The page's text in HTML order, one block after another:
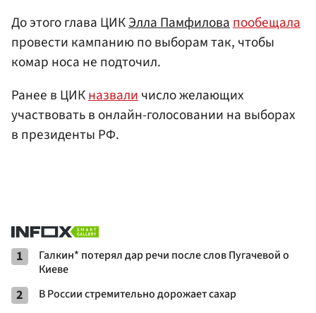
До этого глава ЦИКЭлла Памфиловапообещала
провести кампанию по выборам так, чтобы
комар носа не подточил.
Ранее в ЦИКназваличисло желающих
участвовать в онлайн-голосовании на выборах
в президенты РФ.
1
Галкин* потерял дар речи после слов Пугачевой о
Киеве
2 В России стремительно дорожает сахар